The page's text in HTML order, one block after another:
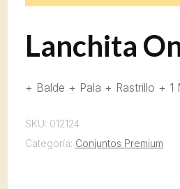
Lanchita
+ Balde + Pala + Rastrillo + 1
SKU: 012124
Categoría: Conjuntos Premium